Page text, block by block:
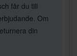
får du till
Om
din